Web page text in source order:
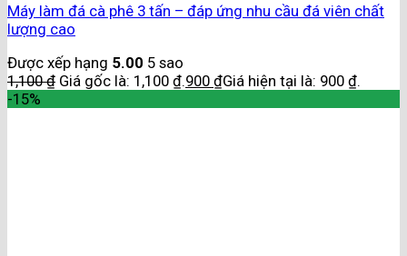
Máy làm đá cà phê 3 tấn – đáp ứng nhu cầu đá viên chất
lượng cao
Được xếp hạng 5.00 5 sao
1,100₫ Giá gốc là: 1,100 ₫.900 ₫Giá hiện tại là: 900 ₫.
-15%